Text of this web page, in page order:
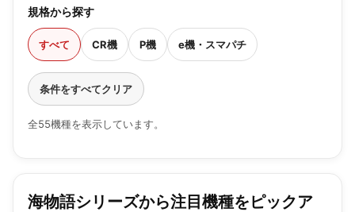
規格から探す
すべて CR機 P機 e機・スマパチ
条件をすべてクリア
全55機種を表示しています。
海物語シリーズから注目機種をピックア